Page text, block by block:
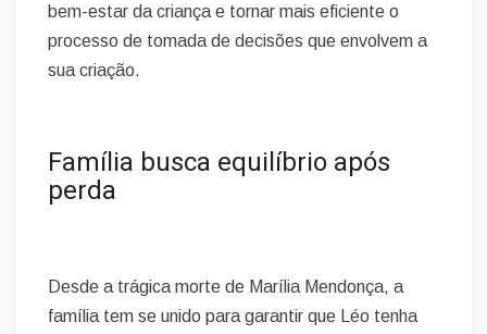
bem-estar da criança e tornar mais eficiente o
processo de tomada de decisões que envolvem a
sua criação.
Família busca equilíbrio após
perda
Desde a trágica morte de Marília Mendonça, a
família tem se unido para garantir que Léo tenha